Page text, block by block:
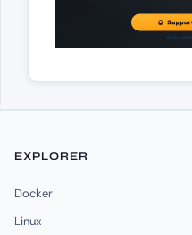
EXPLORER
Docker
Linux